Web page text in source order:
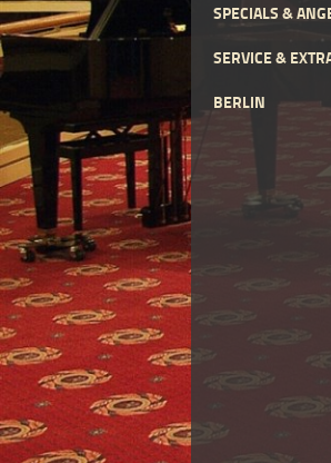
SPECIALS &
SERVICE &
BERLIN